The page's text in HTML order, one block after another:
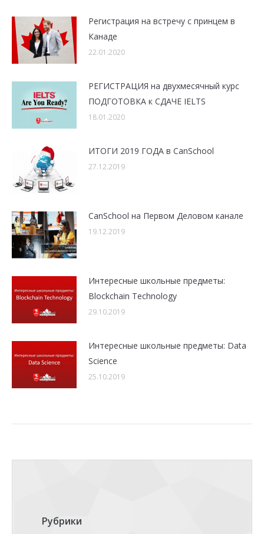
Регистрация на встречу с принцем в
Канаде
22.01.2020
РЕГИСТРАЦИЯ на двухмесячный курс
ПОДГОТОВКА к СДАЧЕ IELTS
18.01.2020
ИТОГИ 2019 ГОДА в CanSchool
27.12.2019
CanSchool на Первом Деловом канале
19.12.2019
Интересные школьные предметы:
Blockchain Technology
29.10.2019
Интересные школьные предметы: Data
Science
25.10.2019
Рубрики